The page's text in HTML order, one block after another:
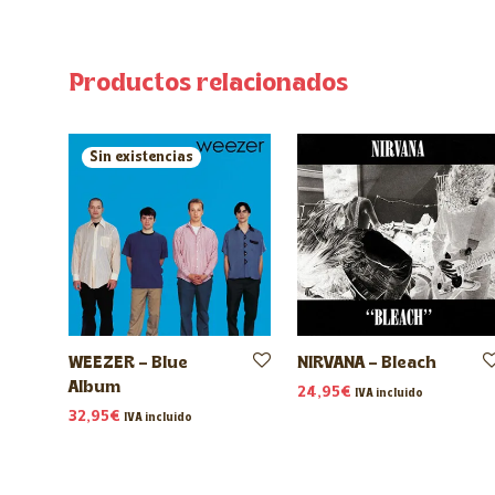
Productos relacionados
WEEZER – Blue
Album
32,95€ IVA incluido
NIRVANA – Bleach
24,95€ IVA incluido